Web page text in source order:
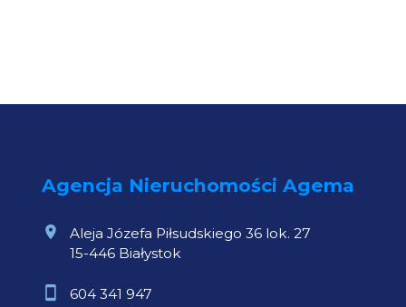
Agencja Nieruchomości Agema
Aleja Józefa Piłsudskiego 36 lok. 27
15-446 Białystok
604 341 947